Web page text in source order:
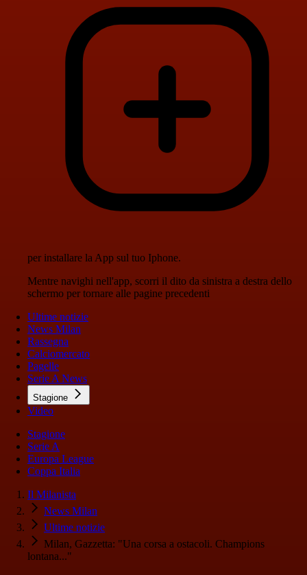
per installare la App sul tuo Iphone.
Mentre navighi nell'app, scorri il dito da sinistra a destra dello
schermo per tornare alle pagine precedenti
Ultime notizie
News Milan
Rassegna
Calciomercato
Pagelle
Serie A News
Stagione
Video
Stagione
Serie A
Europa League
Coppa Italia
Il Milanista
News Milan
Ultime notizie
Milan, Gazzetta: "Una corsa a ostacoli. Champions
lontana..."